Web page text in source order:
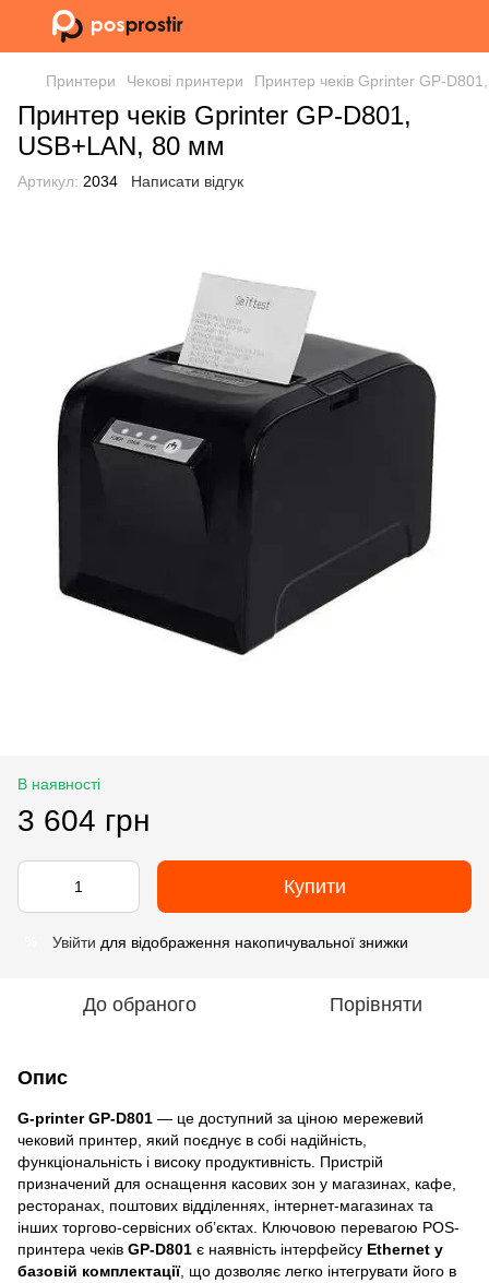
Принтери Чекові принтери Принтер чеків Gprinter GP-
Принтер чеків Gprinter GP-D801,
USB+LAN, 80 мм
Артикул: 2034 Написати відгук
В наявності
3 604 грн
Купити
Увійти для відображення накопичувальної знижки
До обраного Порівняти
Опис
G-printer GP-D801 — це доступний за ціною мережевий
чековий принтер, який поєднує в собі надійність,
функціональність і високу продуктивність. Пристрій
призначений для оснащення касових зон у магазинах, кафе,
ресторанах, поштових відділеннях, інтернет-магазинах та
інших торгово-сервісних об’єктах. Ключовою перевагою POS-
принтера чеків GP-D801 є наявність інтерфейсу Ethernet у
базовій комплектації, що дозволяє легко інтегрувати його в